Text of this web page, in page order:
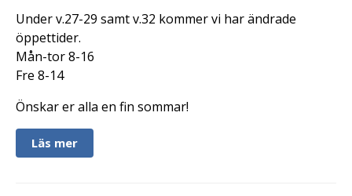
Under v.27-29 samt v.32 kommer vi har ändrade
öppettider.
Mån-tor 8-16
Fre 8-14
Önskar er alla en fin sommar!
Läs mer